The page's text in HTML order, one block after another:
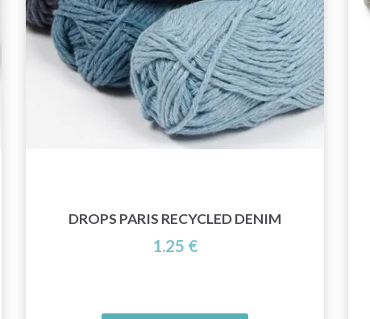
DROPS PARIS RECYCLED DENIM
1.25 €
Werden Sie Teil unserer Garn-Community
und erhalten Sie exklusiven Zugang zu
inspirierenden Strickmustern und speziellen
Angeboten!